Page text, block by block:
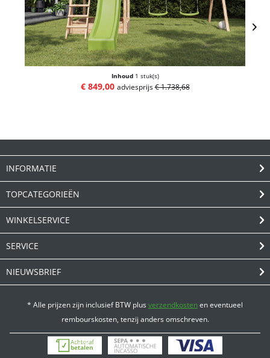
Tilly Premium speeltoren met dubbele schommel...
Inhoud 1 stuk(s)
€ 849,00 adviesprijs€ 1.738,68
INFORMATIE
TOPCATEGORIEËN
WINKELSERVICE
SERVICE
NIEUWSBRIEF
* Alle prijzen zijn inclusief BTW plusverzendkostenen eventueel
rembourskosten, tenzij anders omschreven.